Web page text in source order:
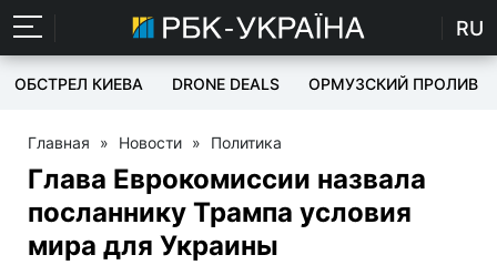
RU
ОБСТРЕЛ КИЕВА DRONE DEALS ОРМУЗСКИЙ ПРОЛИВ
Главная » Новости » Политика
Глава Еврокомиссии назвала
посланнику Трампа условия
мира для Украины